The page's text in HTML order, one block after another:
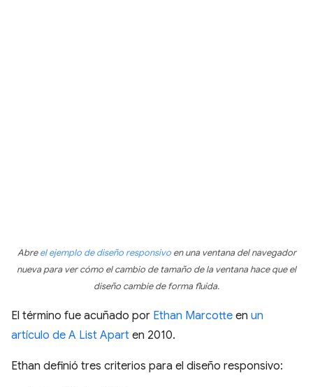
Abreel ejemplo de diseño responsivoen una ventana del navegador
nueva para ver cómo el cambio de tamaño de la ventana hace que el
diseño cambie de forma fluida.
El término fue acuñado por Ethan Marcotte en un
artículo de A List Apart en 2010.
Ethan definió tres criterios para el diseño responsivo: